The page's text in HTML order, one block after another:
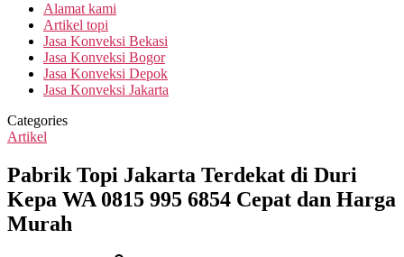
Alamat kami
Artikel topi
Jasa Konveksi Bekasi
Jasa Konveksi Bogor
Jasa Konveksi Depok
Jasa Konveksi Jakarta
Categories
Artikel
Pabrik Topi Jakarta Terdekat di Duri
Kepa WA 0815 995 6854 Cepat dan Harga
Murah